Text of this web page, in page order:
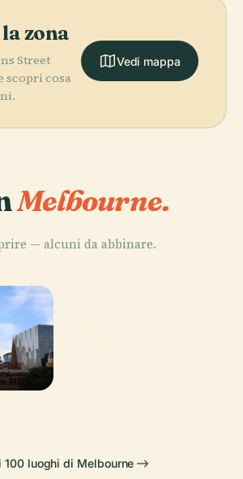
zona
Street
scopri cosa
Vedi mappa
Melbourne.
— alcuni da abbinare.
100 luoghi di Melbourne